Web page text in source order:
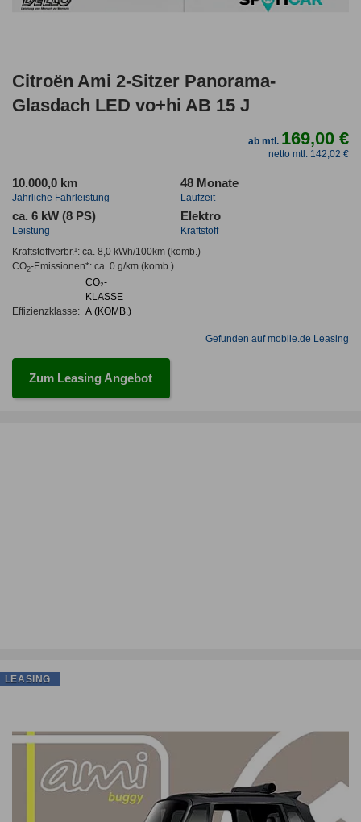
Citroën Ami 2-Sitzer Panorama-
Glasdach LED vo+hi AB 15 J
ab mtl. 169,00 €
netto mtl. 142,02 €
10.000,0 km
Jahrliche Fahrleistung
48 Monate
Laufzeit
ca. 6 kW (8 PS)
Leistung
Elektro
Kraftstoff
Kraftstoffverbr.¹: ca. 8,0 kWh/100km(komb.)
CO2-Emissionen*: ca. 0 g/km(komb.)
Effizienzklasse:
CO₂-
KLASSE
A (KOMB.)
Gefunden auf mobile.de Leasing
Zum Leasing Angebot
LEASING